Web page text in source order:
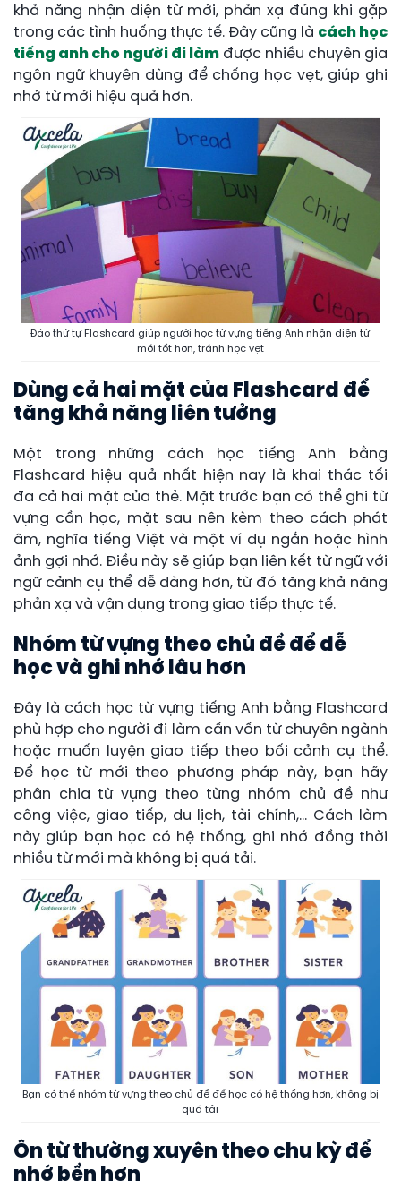
khả năng nhận diện từ mới, phản xạ đúng khi gặp
trong các tình huống thực tế. Đây cũng là cách học
tiếng anh cho người đi làm được nhiều chuyên gia
ngôn ngữ khuyên dùng để chống học vẹt, giúp ghi
nhớ từ mới hiệu quả hơn.
Đảo thứ tự Flashcard giúp người học từ vựng tiếng Anh nhận diện từ
mới tốt hơn, tránh học vẹt
Dùng cả hai mặt của Flashcard để
tăng khả năng liên tưởng
Một trong những cách học tiếng Anh bằng
Flashcard hiệu quả nhất hiện nay là khai thác tối
đa cả hai mặt của thẻ. Mặt trước bạn có thể ghi từ
vựng cần học, mặt sau nên kèm theo cách phát
âm, nghĩa tiếng Việt và một ví dụ ngắn hoặc hình
ảnh gợi nhớ. Điều này sẽ giúp bạn liên kết từ ngữ với
ngữ cảnh cụ thể dễ dàng hơn, từ đó tăng khả năng
phản xạ và vận dụng trong giao tiếp thực tế.
Nhóm từ vựng theo chủ đề để dễ
học và ghi nhớ lâu hơn
Đây là cách học từ vựng tiếng Anh bằng Flashcard
phù hợp cho người đi làm cần vốn từ chuyên ngành
hoặc muốn luyện giao tiếp theo bối cảnh cụ thể.
Để học từ mới theo phương pháp này, bạn hãy
phân chia từ vựng theo từng nhóm chủ đề như
công việc, giao tiếp, du lịch, tài chính,… Cách làm
này giúp bạn học có hệ thống, ghi nhớ đồng thời
nhiều từ mới mà không bị quá tải.
Bạn có thể nhóm từ vựng theo chủ đề để học có hệ thống hơn, không bị
quá tải
Ôn từ thường xuyên theo chu kỳ để
nhớ bền hơn